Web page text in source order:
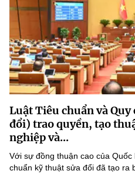
Luật Tiêu chuẩn và
đổi) trao quyền, tạo
nghiệp và...
Với sự đồng thuận cao của
chuẩn kỹ thuật sửa đổi đã tạo ra